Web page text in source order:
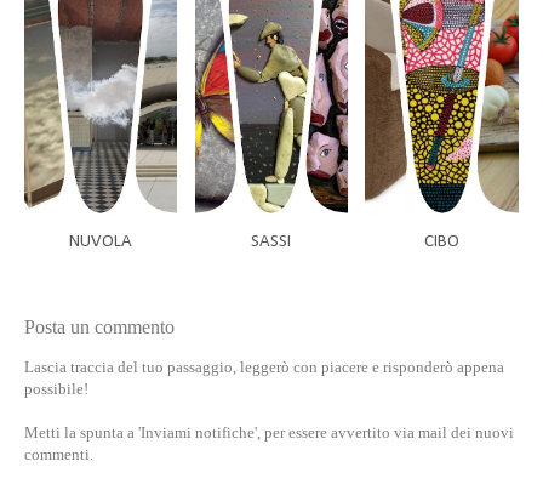
NUVOLA SASSI CIBO
Posta un commento
Lascia traccia del tuo passaggio, leggerò con piacere e risponderò appena
possibile!
Metti la spunta a 'Inviami notifiche', per essere avvertito via mail dei nuovi
commenti.